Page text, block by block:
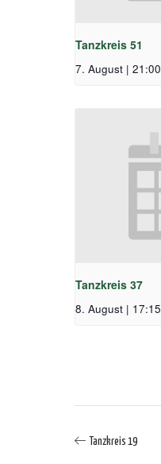
Tanzkreis 51
7. August | 21:00
Tanzkreis 37
8. August | 17:15
Tanzkreis 19